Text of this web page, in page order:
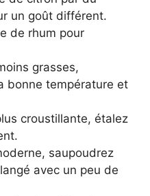
un goût différent.
de rhum pour
grasses,
bonne température et
croustillante, étalez
saupoudrez
avec un peu de